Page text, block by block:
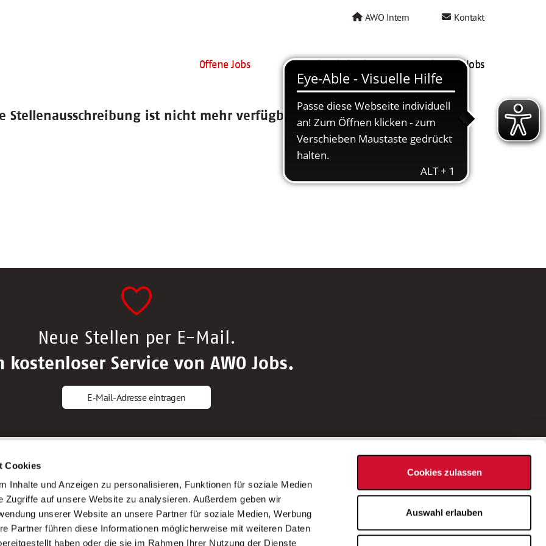
Cookies
Inhalte und Anzeigen zu personalisieren, Funktionen für soziale Medien
Zugriffe auf unsere Website zu analysieren. Außerdem geben wir
unserer Website an unsere Partner für soziale Medien, Werbung
Partner führen diese Informationen möglicherweise mit weiteren Daten
haben oder die sie im Rahmen Ihrer Nutzung der Dienste
Cookies zulassen
Auswahl erlauben
AWO Intern Kontakt
Offene Jobs AWO als Arbeitgeber Mein AWO Jobs
Stellenausschreibung ist nicht mehr verfügbar.
Neue Stellen per E-Mail.
kostenloser Service von AWO Jobs.
E-Mail-Adresse eintragen
Altenpfleger*in
Krankenpfleger*in
Altenpflegehelfer*in
Erzieher*in
AWO Gliederungen nach Bundesland
Stellenangebote nach Bundesländern
Sitemap
Impressum
Datenschutz
Bei Fragen zu einer Stellenausschreibung
wenden Sie sich bitte an die*den in der
Stellenausschreibung genannte*n